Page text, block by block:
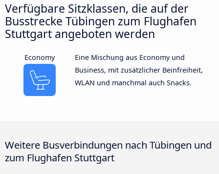
Verfügbare Sitzklassen, die auf der
Busstrecke Tübingen zum Flughafen
Stuttgart angeboten werden
Economy
Eine Mischung aus Economy und
Business, mit zusätzlicher Beinfreiheit,
WLAN und manchmal auch Snacks.
Weitere Busverbindungen nach Tübingen und
zum Flughafen Stuttgart